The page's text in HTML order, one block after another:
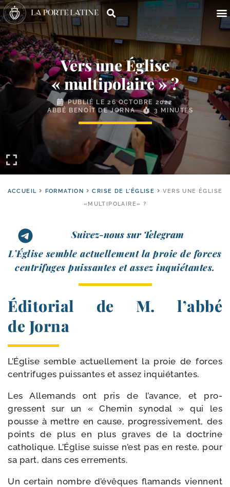
Vers une Église
« multipolaire » ?
PUBLIÉ LE 26 OCTOBRE 2022
ABBÉ BENOÎT DE JORNA
3 MINUTES
ACCUEIL FORMATION CRISE DE L'ÉGLISE
VERS UNE ÉGLISE
«MULTIPOLAIRE» ?
Suivez-nous sur Telegram
L’Église semble actuel­le­ment la proie de forces
cen­tri­fuges puis­santes et assez inquiétantes.
Éditorial de M. l’abbé
de Jorna
L’Église semble actuel­le­ment la proie de forces
cen­tri­fuges puis­santes et assez inquiétantes.
Les Allemands ont pris de l’avance, et pro­
gressent sur un « Chemin syno­dal » qui les
pousse à mettre en cause, pro­gres­si­ve­ment, des
points de plus en plus graves de la doc­trine
catho­lique. L’Église suisse n’est pas en reste, pour
sa part, dans ces errements.
Un cer­tain nombre d’évêques fla­mands viennent